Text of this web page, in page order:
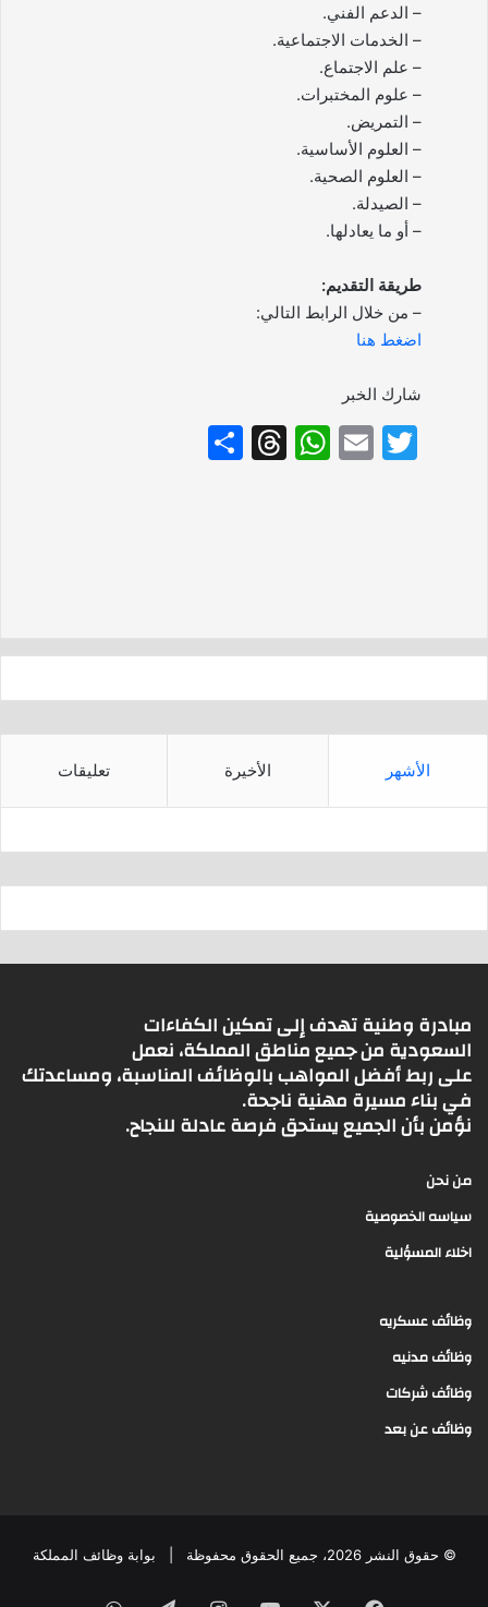
– الدعم الفني.
– الخدمات الاجتماعية.
– علم الاجتماع.
– علوم المختبرات.
– التمريض.
– العلوم الأساسية.
– العلوم الصحية.
– الصيدلة.
– أو ما يعادلها.
طريقة التقديم:
– من خلال الرابط التالي:
اضغط هنا
شارك الخبر
T
E
W
p
T
الأشهر الأخيرة تعليقات
مبادرة وطنية تهدف إلى تمكين الكفاءات
السعودية من جميع مناطق المملكة، نعمل
على ربط أفضل المواهب بالوظائف المناسبة، ومساعدتك
في بناء مسيرة مهنية ناجحة.
نؤمن بأن الجميع يستحق فرصة عادلة للنجاح.
من نحن
سياسه الخصوصية
اخلاء المسؤلية
وظائف عسكريه
وظائف مدنيه
وظائف شركات
وظائف عن بعد
© حقوق النشر 2026، جميع الحقوق محفوظة | بوابة وظائف المملكة